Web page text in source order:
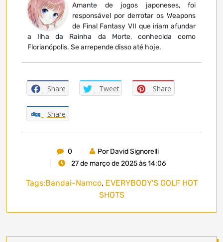
Amante de jogos japoneses, foi
responsável por derrotar os Weapons
de Final Fantasy VII que iriam afundar
a Ilha da Rainha da Morte, conhecida como
Florianópolis. Se arrepende disso até hoje.
Share Tweet Share
Share
0
Por David Signorelli
27 de março de 2025 às 14:06
Tags:Bandai-Namco, EVERYBODY'S GOLF HOT
SHOTS